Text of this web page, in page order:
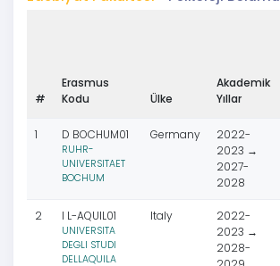
#
Erasmus
Kodu
Ülke
Akademik
Yıllar
1 D BOCHUM01
RUHR-
UNIVERSITAET
BOCHUM
Germany
2022-
2023 →
2027-
2028
2 I L-AQUIL01
UNIVERSITA
DEGLI STUDI
DELLAQUILA
Italy
2022-
2023 →
2028-